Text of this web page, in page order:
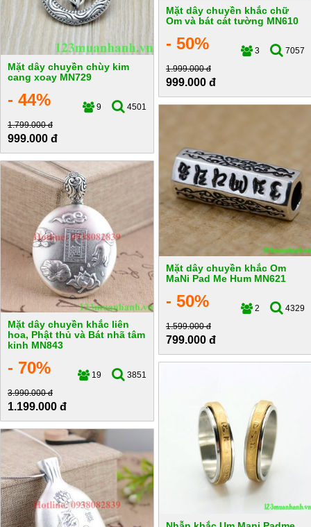
Mặt dây chuyền khắc chữ
Om và bát cát tường MN610
- 50% 3
7057
1.999.000 đ
999.000 đ
Mặt dây chuyền chùy kim
cang xoay MN729
- 44% 9
4501
1.799.000 đ
999.000 đ
Mặt dây chuyền khắc Om
MaNi Pad Me Hum MN621
- 50% 2
4329
1.599.000 đ
799.000 đ
Mặt dây chuyền khắc liên
hoa, Phật thủ và Bát nhã tâm
kinh MN843
- 70% 19
3851
3.990.000 đ
1.199.000 đ